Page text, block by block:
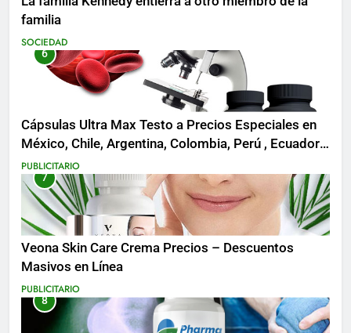
familia
SOCIEDAD
6
Cápsulas Ultra Max Testo a Precios Especiales en
México, Chile, Argentina, Colombia, Perú , Ecuador,
Costa Rica y Más
PUBLICITARIO
7
Veona Skin Care Crema Precios – Descuentos
Masivos en Línea
PUBLICITARIO
8